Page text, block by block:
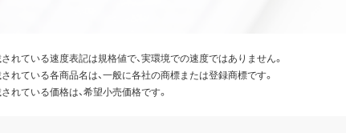
れている速度表記は規格値で、実環境での速度ではありません。
れている各商品名は、一般に各社の商標または登録商標です。
れている価格は、希望小売価格です。